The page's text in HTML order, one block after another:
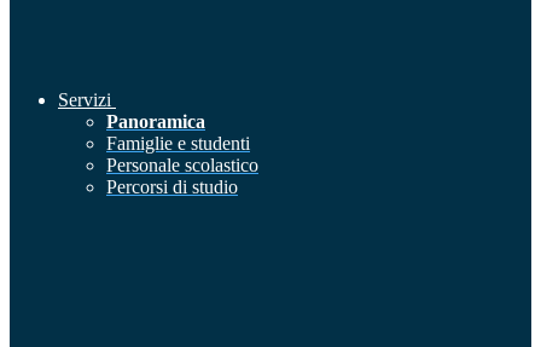
Servizi
Panoramica
Famiglie e studenti
Personale scolastico
Percorsi di studio